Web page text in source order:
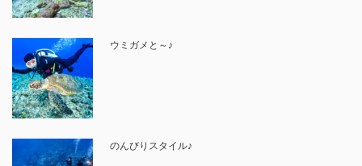
ウミガメと～♪
のんびりスタイル♪